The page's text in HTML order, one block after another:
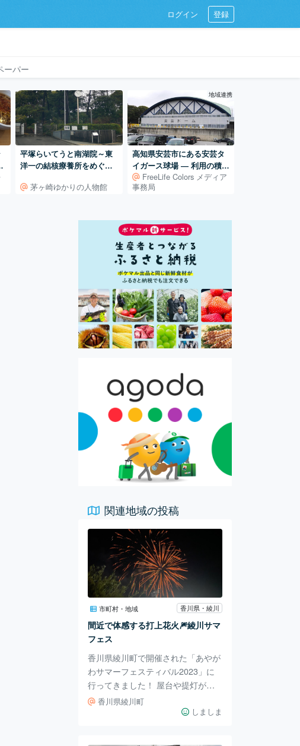
ログイン 登録
ーパー
平塚らいてうと南湖院～東
洋一の結核療養所をめぐる
茅ヶ崎ゆかりの人物館
地域連携
高知県安芸市にある安芸タ
イガース球場 ― 利用の積み
重ねで支えられる地域の球
場
FreeLife Colors メディア
事務局
関連地域の投稿
市町村・地域 香川県・綾川
間近で体感する打上花火🎆綾川サマ
フェス
香川県綾川町で開催された「あやが
わサマーフェスティバル2023」に
行ってきました！ 屋台や提灯がず
らりと並び、奥の大きなステージで
は綾川音頭やライブ、大抽選大会が
香川県綾川町
しましま